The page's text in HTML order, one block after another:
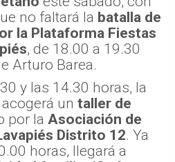
no faltará la batalla de
la Plataforma Fiestas
, de 18.00 a 19.30
Arturo Barea.
y las 14.30 horas, la
un taller de
por la Asociación de
Distrito 12. Ya
horas, llegará a